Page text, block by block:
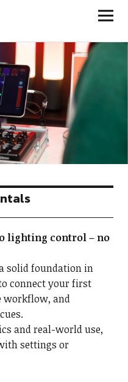
lighting control – no
solid foundation in
connect your first
workflow, and
and real-world use,
settings or